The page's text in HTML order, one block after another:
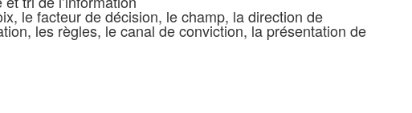
le facteur de décision, le champ, la direction de
les règles, le canal de conviction, la présentation de